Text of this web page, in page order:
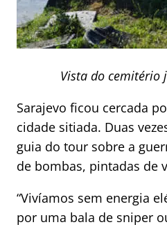
Vista do cemitério
Sarajevo ficou cercada
cidade sitiada. Duas
guia do tour sobre a
de bombas, pintadas de
“Vivíamos sem energia
por uma bala de sniper